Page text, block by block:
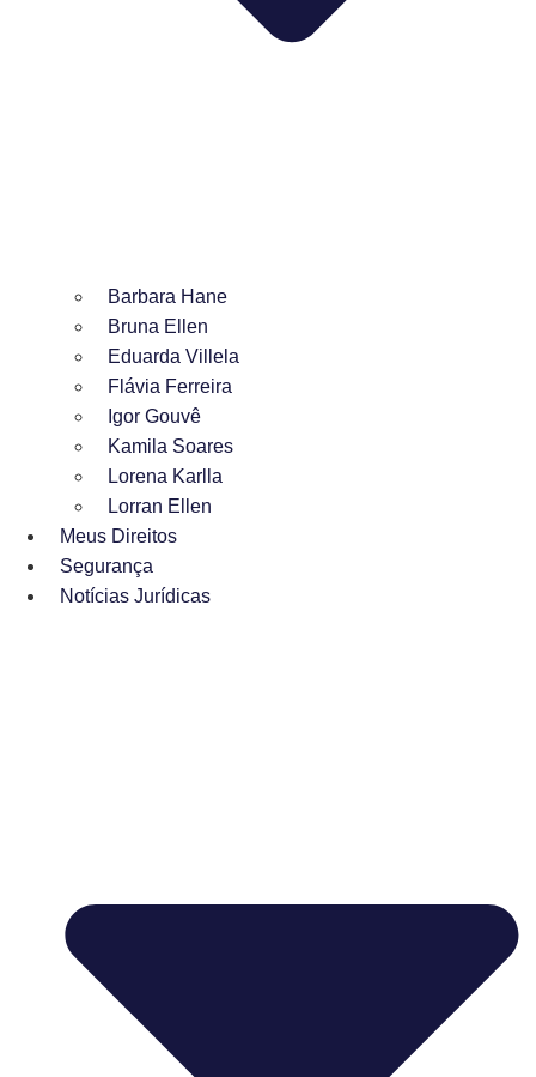
Barbara Hane
Bruna Ellen
Eduarda Villela
Flávia Ferreira
Igor Gouvê
Kamila Soares
Lorena Karlla
Lorran Ellen
Meus Direitos
Segurança
Notícias Jurídicas